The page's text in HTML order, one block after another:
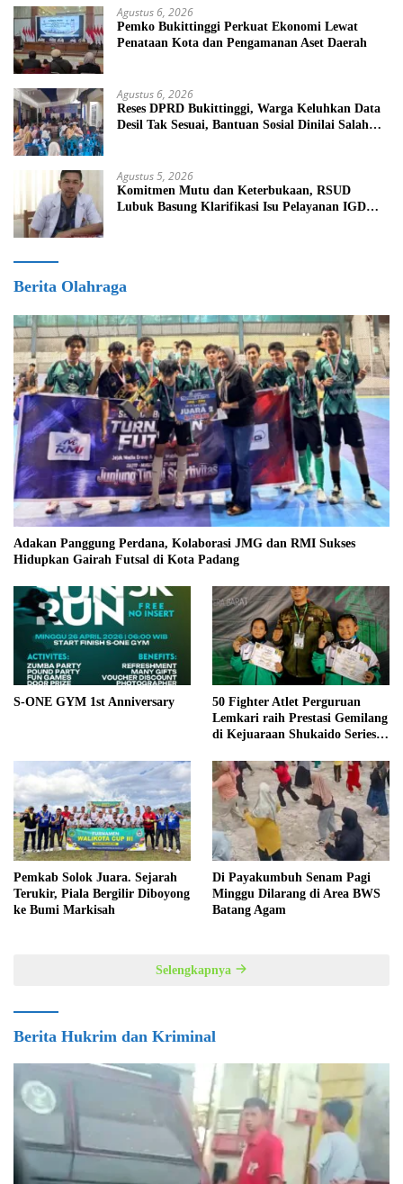
Agustus 6, 2026
Pemko Bukittinggi Perkuat Ekonomi Lewat
Penataan Kota dan Pengamanan Aset Daerah
Agustus 6, 2026
Reses DPRD Bukittinggi, Warga Keluhkan Data
Desil Tak Sesuai, Bantuan Sosial Dinilai Salah
Agustus 5, 2026
Komitmen Mutu dan Keterbukaan, RSUD
Lubuk Basung Klarifikasi Isu Pelayanan IGD
Berita Olahraga
Adakan Panggung Perdana, Kolaborasi JMG dan RMI Sukses
Hidupkan Gairah Futsal di Kota Padang
S-ONE GYM 1st Anniversary
50 Fighter Atlet Perguruan
Lemkari raih Prestasi Gemilang
di Kejuaraan Shukaido Series 1
Pemkab Solok Juara. Sejarah
Terukir, Piala Bergilir Diboyong
ke Bumi Markisah
Di Payakumbuh Senam Pagi
Minggu Dilarang di Area BWS
Batang Agam
Selengkapnya
Berita Hukrim dan Kriminal